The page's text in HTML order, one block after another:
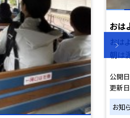
おは
おは
朝は
公開日
更新日
お知